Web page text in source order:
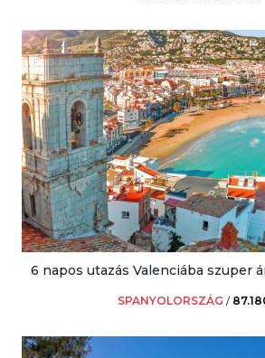
6 napos utazás Valenciába szuper
SPANYOLORSZÁG /